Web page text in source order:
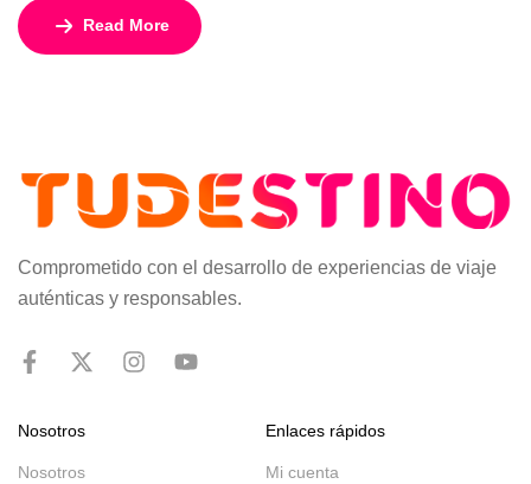
cercanas. La mayoría de los viajeros de otros estados
optan por volar al Aeropuerto Municipal de Santa Bárbara.
Read More
Comprometido con el desarrollo de experiencias de viaje
auténticas y responsables.
Nosotros
Nosotros
Enlaces rápidos
Mi cuenta